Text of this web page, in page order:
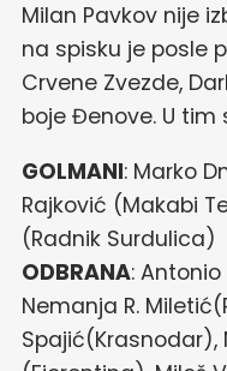
Milan Pavkov nije
na spisku je posle
Crvene Zvezde,
boje Đenove. U
GOLMANI: Marko
Rajković (Makabi
(Radnik Surdulica)
ODBRANA:
Nemanja R.
Spajić(Krasnodar),